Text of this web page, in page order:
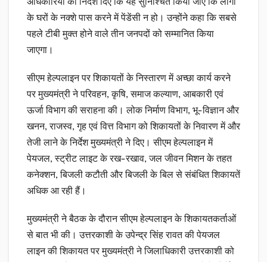
अधिकारियों को निर्देश दिए कि यह सुनिश्चित किया जाए कि लोगों
के घरों के नक्शे पास करने में पेंडेंसी न हो। उन्होंने कहा कि सबसे
पहले टीबी मुक्त होने वाले तीन जनपदों को सम्मानित किया
जाएगा।
सीएम हेल्पलाइन पर शिकायतों के निस्तारण में अच्छा कार्य करने
पर मुख्यमंत्री ने परिवहन, कृषि, समाज कल्याण, आबकारी एवं
ऊर्जा विभाग की सराहना की। लोक निर्माण विभाग, भू-विज्ञान और
खनन, राजस्व, गृह एवं वित्त विभाग को शिकायतों के निवारण में और
तेजी लाने के निर्देश मुख्यमंत्री ने दिए। सीएम हेल्पलाइन में
पेयजल, स्ट्रीट लाइट के रख-रखाव, जल जीवन मिशन के तहत
कनेक्शन, बिजली कटौती और बिजली के बिल से संबंधित शिकायतें
अधिक आ रही हैं।
मुख्यमंत्री ने बैठक के दौरान सीएम हेल्पलाइन के शिकायतकर्ताओं
से बात भी की। उत्तरकाशी के उपेन्द्र सिंह रावत की पेयजल
लाइन की शिकायत पर मुख्यमंत्री ने जिलाधिकारी उत्तरकाशी को